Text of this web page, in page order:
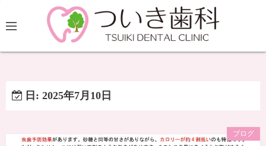
日: 2025年7月10日
ブログ